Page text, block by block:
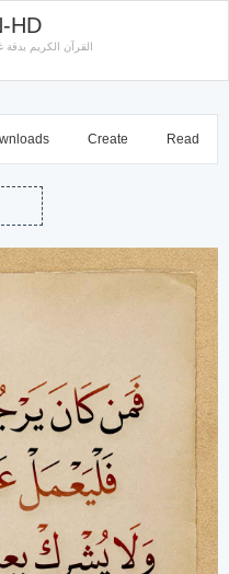
HD
القرآن الكريم بدقة
Create Read